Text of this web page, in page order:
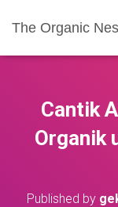
The Organic
Cantik
Organik
Published by